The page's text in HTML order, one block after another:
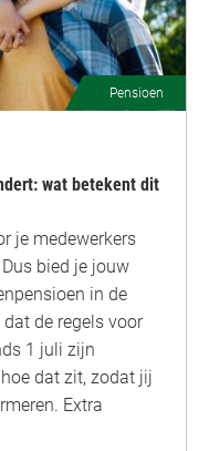
Pensioen
wat betekent dit
je medewerkers
bied je jouw
in de
de regels voor
1 juli zijn
dat zit, zodat jij
Extra